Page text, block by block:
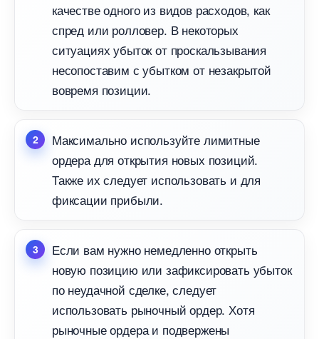
качестве одного из видов расходов, как
спред или ролловер. В некоторых
ситуациях убыток от проскальзывания
несопоставим с убытком от незакрытой
овремя позиции.
Максимально используйте лимитные
ордера для открытия новых позиций.
Также их следует использовать и для
фиксации прибыли.
Если вам нужно немедленно открыть
новую позицию или зафиксировать убыток
по неудачной сделке, следует
использовать рыночный ордер. Хотя
рыночные ордера и подвержены